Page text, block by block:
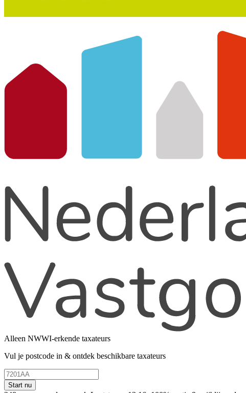
Alleen NWWI-erkende taxateurs
Vul je postcode in & ontdek beschikbare taxateurs
Start nu